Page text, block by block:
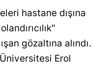
Aydın
Balıkesir
hastane dışına
gözaltına alındı.
Erol